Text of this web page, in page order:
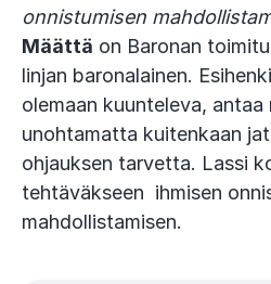
onnistumisen
Määttä on Baronan
linjan baronalainen.
olemaan kuunteleva,
unohtamatta kuitenkaan
ohjauksen tarvetta. Lassi
tehtäväkseen ihmisen
mahdollistamisen.